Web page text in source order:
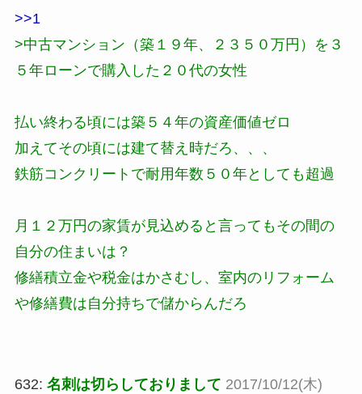
>>1
>中古マンション（築１９年、２３５０万円）を３
５年ローンで購入した２０代の女性
払い終わる頃には築５４年の資産価値ゼロ
加えてその頃には建て替え時だろ、、、
鉄筋コンクリートで耐用年数５０年としても超過
月１２万円の家賃が見込めると言ってもその間の
自分の住まいは？
修繕積立金や税金はかさむし、室内のリフォーム
や修繕費は自分持ちで儲からんだろ
632: 名刺は切らしておりまして 2017/10/12(木)